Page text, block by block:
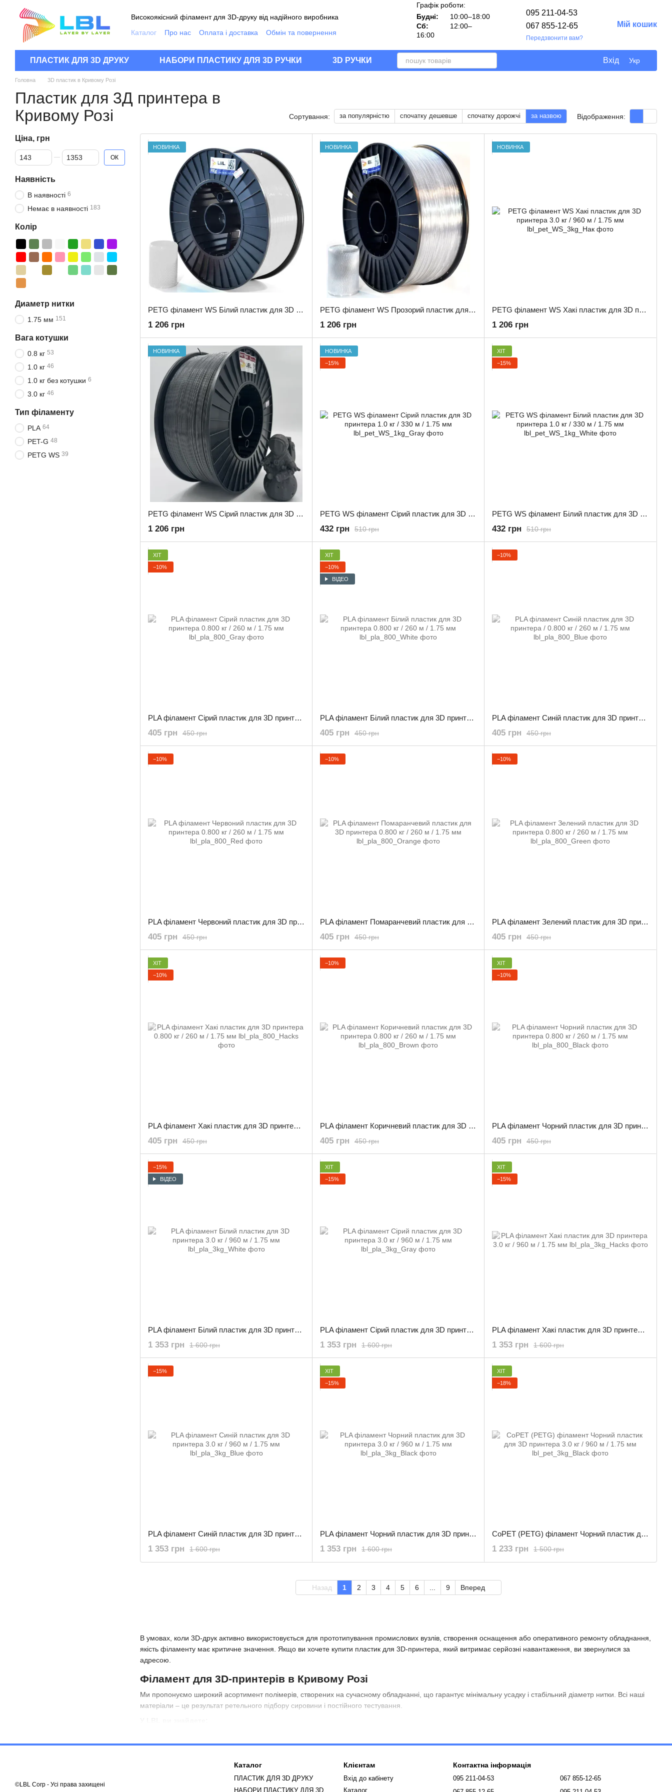
Перейти до основного контенту
Високоякісний філамент для 3D-друку від надійного виробника
Каталог
Про нас Оплата і доставка
Обмін та повернення
Графік роботи:
Будні:
10:00–18:00
Сб:
12:00–
16:00
095 211-04-53
067 855-12-65
Передзвонити вам?
Мій кошик
ПЛАСТИК ДЛЯ 3D ДРУКУ НАБОРИ ПЛАСТИКУ ДЛЯ 3D РУЧКИ 3D РУЧКИ Вхід Укр
Головна 3D пластик в Кривому Розі
Пластик для 3Д принтера в
Кривому Розі
Сортування: за популярністю спочатку дешевше спочатку дорожчі за назвою Відображення:
В умовах, коли 3D-друк активно використовується для прототипування промислових вузлів, створення оснащення або оперативного ремонту обладнання,
якість філаменту має критичне значення. Якщо ви хочете купити пластик для 3D-принтера, який витримає серйозні навантаження, ви звернулися за
адресою.
Філамент для 3D-принтерів в Кривому Розі
Ми пропонуємо широкий асортимент полімерів, створених на сучасному обладнанні, що гарантує мінімальну усадку і стабільний діаметр нитки. Всі наші
матеріали – це результат ретельного підбору сировини і постійного тестування.
на виробництві.
Відмінний вибір для освітніх проектів, архітектурних макетів і швидкого створення не навантажених прототипів.
Ці технічні полімери призначені для складних інженерних завдань, що вимагають підвищеної хімічної і термічної стійкості.
НОВИНКА
PETG філамент WS Білий пластик для 3D принтера 3.0 кг / 960 м / 1.75 мм
1 206 грн
НОВИНКА
PETG філамент WS Прозорий пластик для 3D принтера 3.0 кг / 960 м / 1.75 мм
1 206 грн
НОВИНКА
PETG філамент WS Хакі пластик для 3D принтера 3.0 кг / 960 м / 1.75 мм
1 206 грн
НОВИНКА
PETG філамент WS Сірий пластик для 3D принтера 3.0 кг / 960 м / 1.75 мм
1 206 грн
НОВИНКА
−15%
PETG WS філамент Сірий пластик для 3D принтера 1.0 кг / 330 м / 1.75 мм
510 грн
432 грн
ХІТ
−15%
PETG WS філамент Білий пластик для 3D принтера 1.0 кг / 330 м / 1.75 мм
510 грн
432 грн
ХІТ
−10%
PLA філамент Сірий пластик для 3D принтера 0.800 кг / 260 м / 1.75 мм
450 грн
405 грн
ХІТ
−10%
ВІДЕО
PLA філамент Білий пластик для 3D принтера 0.800 кг / 260 м / 1.75 мм
450 грн
405 грн
−10%
PLA філамент Синій пластик для 3D принтера / 0.800 кг / 260 м / 1.75 мм
450 грн
405 грн
−10%
PLA філамент Червоний пластик для 3D принтера 0.800 кг / 260 м / 1.75 мм
450 грн
405 грн
−10%
PLA філамент Помаранчевий пластик для 3D принтера 0.800 кг / 260 м / 1.75 мм
450 грн
405 грн
−10%
PLA філамент Зелений пластик для 3D принтера 0.800 кг / 260 м / 1.75 мм
450 грн
405 грн
ХІТ
−10%
PLA філамент Хакі пластик для 3D принтера 0.800 кг / 260 м / 1.75 мм
450 грн
405 грн
−10%
PLA філамент Коричневий пластик для 3D принтера 0.800 кг / 260 м / 1.75 мм
450 грн
405 грн
ХІТ
−10%
PLA філамент Чорний пластик для 3D принтера 0.800 кг / 260 м / 1.75 мм
450 грн
405 грн
−15%
ВІДЕО
PLA філамент Білий пластик для 3D принтера 3.0 кг / 960 м / 1.75 мм
1 600 грн
1 353 грн
ХІТ
−15%
PLA філамент Сірий пластик для 3D принтера 3.0 кг / 960 м / 1.75 мм
1 600 грн
1 353 грн
ХІТ
−15%
PLA філамент Хакі пластик для 3D принтера 3.0 кг / 960 м / 1.75 мм
1 600 грн
1 353 грн
−15%
PLA філамент Синій пластик для 3D принтера 3.0 кг / 960 м / 1.75 мм
1 600 грн
1 353 грн
ХІТ
−15%
PLA філамент Чорний пластик для 3D принтера 3.0 кг / 960 м / 1.75 мм
1 600 грн
1 353 грн
ХІТ
−18%
CoPET (PETG) філамент Чорний пластик для 3D принтера 3.0 кг / 960 м / 1.75 мм
1 500 грн
1 233 грн
Назад 1 2 3 4 5 6 9 Вперед
Ціна, грн
Від Ціна, грн
До Ціна, грн ОК
Наявність
В наявності 6
Немає в наявності 183
Колір
Диаметр нитки
1.75 мм 151
Вага котушки
0.8 кг 53
1.0 кг 46
1.0 кг без котушки 6
3.0 кг 46
Тип філаменту
PLA 64
PET-G 48
PETG WS 39
©LBL Corp - Усі права захищені
Каталог
ПЛАСТИК ДЛЯ 3D ДРУКУ
НАБОРИ ПЛАСТИКУ ДЛЯ 3D
Клієнтам
Вхід до кабінету
Каталог
Контактна інформація
095 211-04-53
067 855-12-65